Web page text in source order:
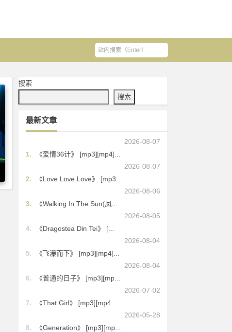
搜索
搜索
最新文章
2026-08-07
1.
《爱情36计》 [mp3][mp4]...
2026-08-07
2.
《Love Love Love》 [mp3...
2026-08-06
3.
《Walking In The Sun(凤...
2026-08-05
4.
《Dragostea Din Tei》 [...
2026-08-04
5.
《飞瀑而下》 [mp3][mp4]...
2026-08-04
6.
《普通的日子》 [mp3][mp...
2026-07-02
7.
《That Girl》 [mp3][mp4...
2026-05-28
8.
《Generation》 [mp3][mp...